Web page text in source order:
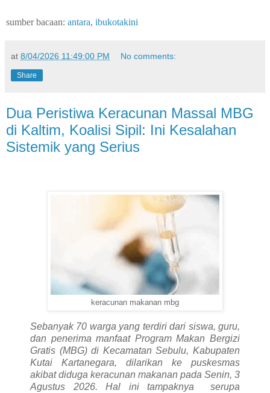
sumber bacaan: antara, ibukotakini
at 8/04/2026 11:49:00 PM No comments:
Share
Dua Peristiwa Keracunan Massal MBG
di Kaltim, Koalisi Sipil: Ini Kesalahan
Sistemik yang Serius
keracunan makanan mbg
Sebanyak 70 warga yang terdiri dari siswa, guru,
dan penerima manfaat Program Makan Bergizi
Gratis (MBG) di Kecamatan Sebulu, Kabupaten
Kutai Kartanegara, dilarikan ke puskesmas
akibat diduga keracunan makanan pada Senin, 3
Agustus 2026. Hal ini tampaknya serupa